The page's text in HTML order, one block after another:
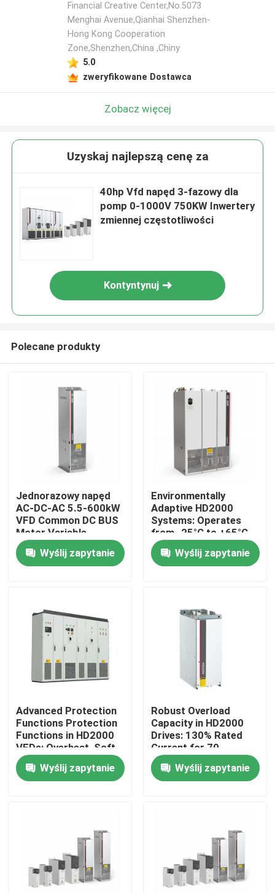
Do domu
Filmy
O nas
Kontrola jakości
Skontaktuj się z nami
Poproś o wycenę
Napęd o zmiennej częstotliwości VFD
Financial Creative Center,No.5073
Menghai Avenue,Qianhai Shenzhen-
Hong Kong Cooperation
Zone,Shenzhen,China ,Chiny
5.0
zweryfikowane Dostawca
Zobacz więcej
Uzyskaj najlepszą cenę za
40hp Vfd napęd 3-fazowy dla
pomp 0-1000V 750KW Inwertery
zmiennej częstotliwości
Kontyntynuj
Polecane produkty
Jednorazowy napęd
AC-DC-AC 5.5-600kW
VFD Common DC BUS
Motor Variable
Frequency Drive For
Lift Wyślij zapytanie
Environmentally
Adaptive HD2000
Systems: Operates
from -25°C to +65°C
and Humidity Up to
85% Wyślij zapytanie
Advanced Protection
Functions Protection
Functions in HD2000
VFDs: Overheat, Soft-
Start, and IGBT Safety
Wyślij zapytanie
Robust Overload
Capacity in HD2000
Drives: 130% Rated
Current for 70
Seconds
Wyślij zapytanie